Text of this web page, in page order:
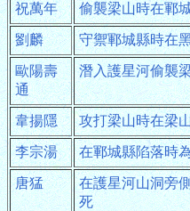
祝萬年 偷襲梁山時在鄆
劉麟 守禦鄆城縣時在
歐陽壽
通
潛入護星河偷襲
韋揚隱 攻打梁山時在梁
李宗湯 在鄆城縣陷落時
唐猛
在護星河山洞旁
死